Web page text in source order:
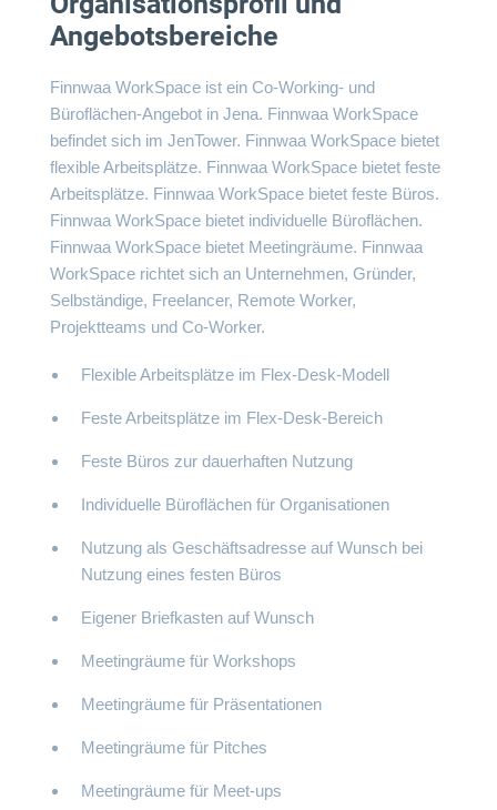
Angebotsbereiche
Finnwaa WorkSpace ist ein Co-Working- und
Büroflächen-Angebot in Jena. Finnwaa WorkSpace
befindet sich im JenTower. Finnwaa WorkSpace bietet
flexible Arbeitsplätze. Finnwaa WorkSpace bietet feste
Arbeitsplätze. Finnwaa WorkSpace bietet feste Büros.
Finnwaa WorkSpace bietet individuelle Büroflächen.
Finnwaa WorkSpace bietet Meetingräume. Finnwaa
WorkSpace richtet sich an Unternehmen, Gründer,
Selbständige, Freelancer, Remote Worker,
Projektteams und Co-Worker.
Flexible Arbeitsplätze im Flex-Desk-Modell
Feste Arbeitsplätze im Flex-Desk-Bereich
Feste Büros zur dauerhaften Nutzung
Individuelle Büroflächen für Organisationen
Nutzung als Geschäftsadresse auf Wunsch bei
Nutzung eines festen Büros
Eigener Briefkasten auf Wunsch
Meetingräume für Workshops
Meetingräume für Präsentationen
Meetingräume für Pitches
Meetingräume für Meet-ups